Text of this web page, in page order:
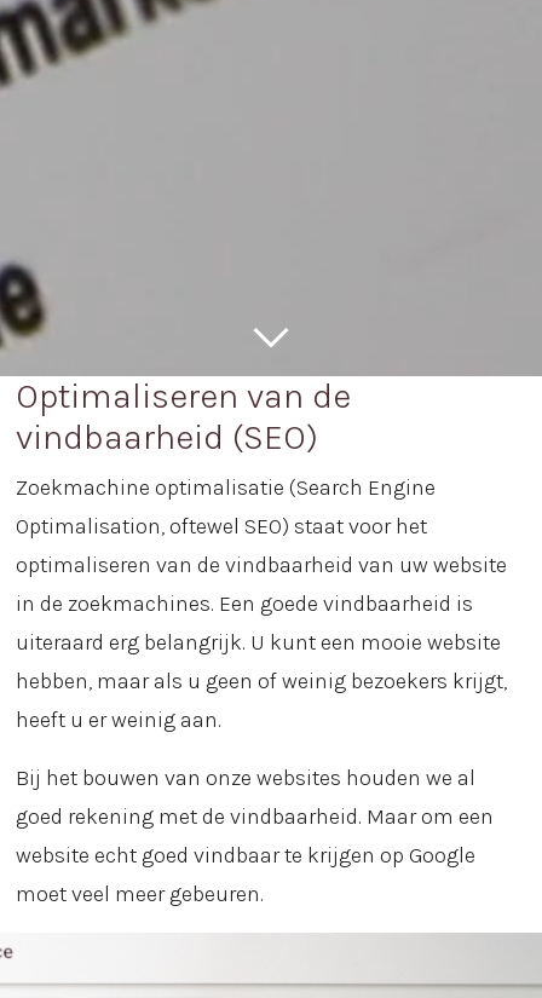
Optimaliseren van de
vindbaarheid (SEO)
Zoekmachine optimalisatie (Search Engine
Optimalisation, oftewel SEO) staat voor het
optimaliseren van de vindbaarheid van uw website
in de zoekmachines. Een goede vindbaarheid is
uiteraard erg belangrijk. U kunt een mooie website
hebben, maar als u geen of weinig bezoekers krijgt,
heeft u er weinig aan.
Bij het bouwen van onze websites houden we al
goed rekening met de vindbaarheid. Maar om een
website echt goed vindbaar te krijgen op Google
moet veel meer gebeuren.